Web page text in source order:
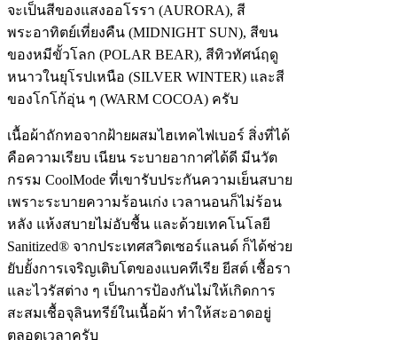
จะเป็นสีของแสงออโรรา (AURORA), สี
พระอาทิตย์เที่ยงคืน (MIDNIGHT SUN), สีขน
ของหมีขั้วโลก (POLAR BEAR), สีทิวทัศน์ฤดู
หนาวในยุโรปเหนือ (SILVER WINTER) และสี
ของโกโก้อุ่น ๆ (WARM COCOA) ครับ
เนื้อผ้าถักทอจากฝ้ายผสมไฮเทคไฟเบอร์ สิ่งที่ได้
คือความเรียบ เนียน ระบายอากาศได้ดี มีนวัต
กรรม CoolMode ที่เขารับประกันความเย็นสบาย
เพราะระบายความร้อนเก่ง เวลานอนก็ไม่ร้อน
หลัง แห้งสบายไม่อับชื้น และด้วยเทคโนโลยี
Sanitized® จากประเทศสวิตเซอร์แลนด์ ก็ได้ช่วย
ยับยั้งการเจริญเติบโตของแบคทีเรีย ยีสต์ เชื้อรา
และไวรัสต่าง ๆ เป็นการป้องกันไม่ให้เกิดการ
สะสมเชื้อจุลินทรีย์ในเนื้อผ้า ทำให้สะอาดอยู่
ตลอดเวลาครับ